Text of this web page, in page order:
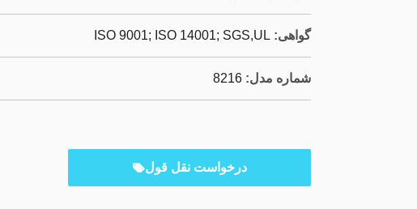
گواهی: ISO 9001; ISO 14001; SGS,UL
شماره مدل: 8216
درخواست نقل قول